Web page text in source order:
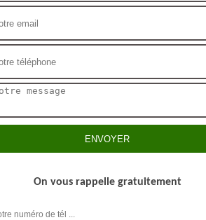
On vous rappelle gratuitement